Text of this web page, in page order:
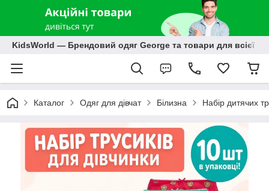
KidsWorld — Брендовий одяг George та товари для всієї
Каталог Одяг для дівчат Білизна Набір дитячих